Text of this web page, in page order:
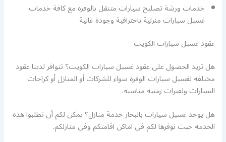
خدمات ورشة تصليح سيارات متنقل بالوفرة مع كافة خدمات
غسيل سيارات منزلية باحترافية وجودة عالية
عقود غسيل سيارات الكويت
هل تريد الحصول على عقود غسيل سيارات الكويت؟ تتوافر لدينا عقود
مختلفة لغسيل سيارات الوفرة سواء للشركات أو المنازل أو كراجات
السيارات ولفترات زمنية مناسبة.
هل يوجد غسيل سيارات بالبخار خدمة منازل؟ يمكن لكم أن تطلبوا هذه
الخدمة حيث نوفرها لكم في اماكن اقامتكم وفي منازلكم.